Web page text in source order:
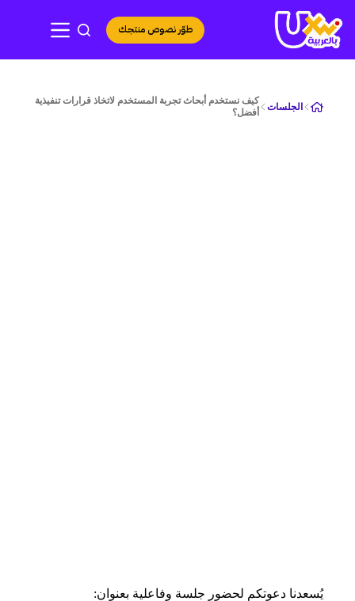
إلى
المحتوى
طوّر نصوص منتجك
الجلسات
كيف نستخدم أبحاث تجربة المستخدم لاتخاذ قرارات تنفيذية
أفضل؟
يُسعدنا دعوتكم لحضور جلسة وفاعلية بعنوان: